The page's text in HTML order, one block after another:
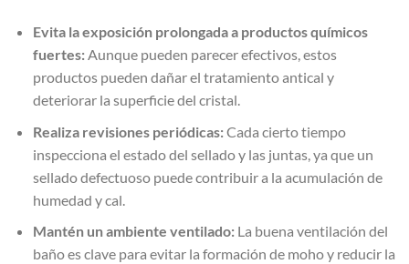
Evita la exposición prolongada a productos químicos
fuertes:Aunque pueden parecer efectivos, estos
productos pueden dañar el tratamiento antical y
deteriorar la superficie del cristal.
Realiza revisiones periódicas:Cada cierto tiempo
inspecciona el estado del sellado y las juntas, ya que un
sellado defectuoso puede contribuir a la acumulación de
humedad y cal.
Mantén un ambiente ventilado:La buena ventilación del
baño es clave para evitar la formación de moho y reducir la